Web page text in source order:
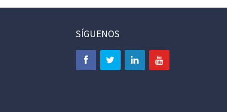
SÍGUENOS